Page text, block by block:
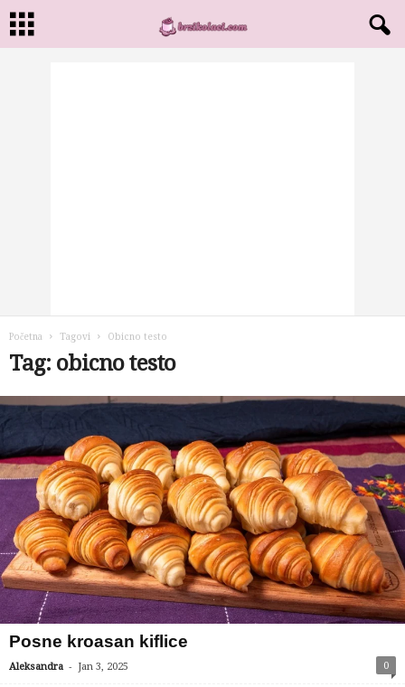
Početna Tagovi Obicno testo
Tag: obicno testo
Posne kroasan kiflice
Aleksandra - Jan 3, 2025 0